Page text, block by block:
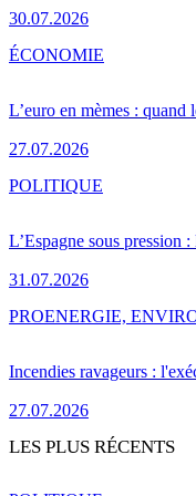
30.07.2026
L’euro en mèmes : quand
27.07.2026
ÉCONOMIE
L’Espagne sous pression
31.07.2026
POLITIQUE
Incendies ravageurs :
27.07.2026
PROENERGIE,
LES PLUS RÉCENTS